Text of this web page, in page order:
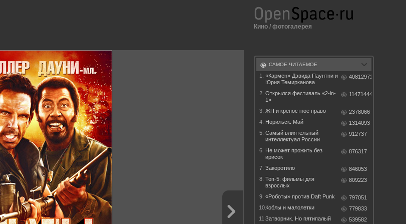
Кино / фотогалерея
САМОЕ ЧИТАЕМОЕ
1.
«Кармен» Дэвида Паунтни и
Юрия Темирканова
40812971
2. Открылся фестиваль «2-in-
1»
11471444
3. ЖП и крепостное право
2378066
4. Норильск. Май
1314093
5. Самый влиятельный
интеллектуал России
912737
6. Не может прожить без
ирисок
876317
7. Закоротило
846053
8. Топ-5: фильмы для
взрослых
809223
9. «Роботы» против Daft Punk
797051
10.Коблы и малолетки
779833
11.Затворник. Но пятипалый
539582